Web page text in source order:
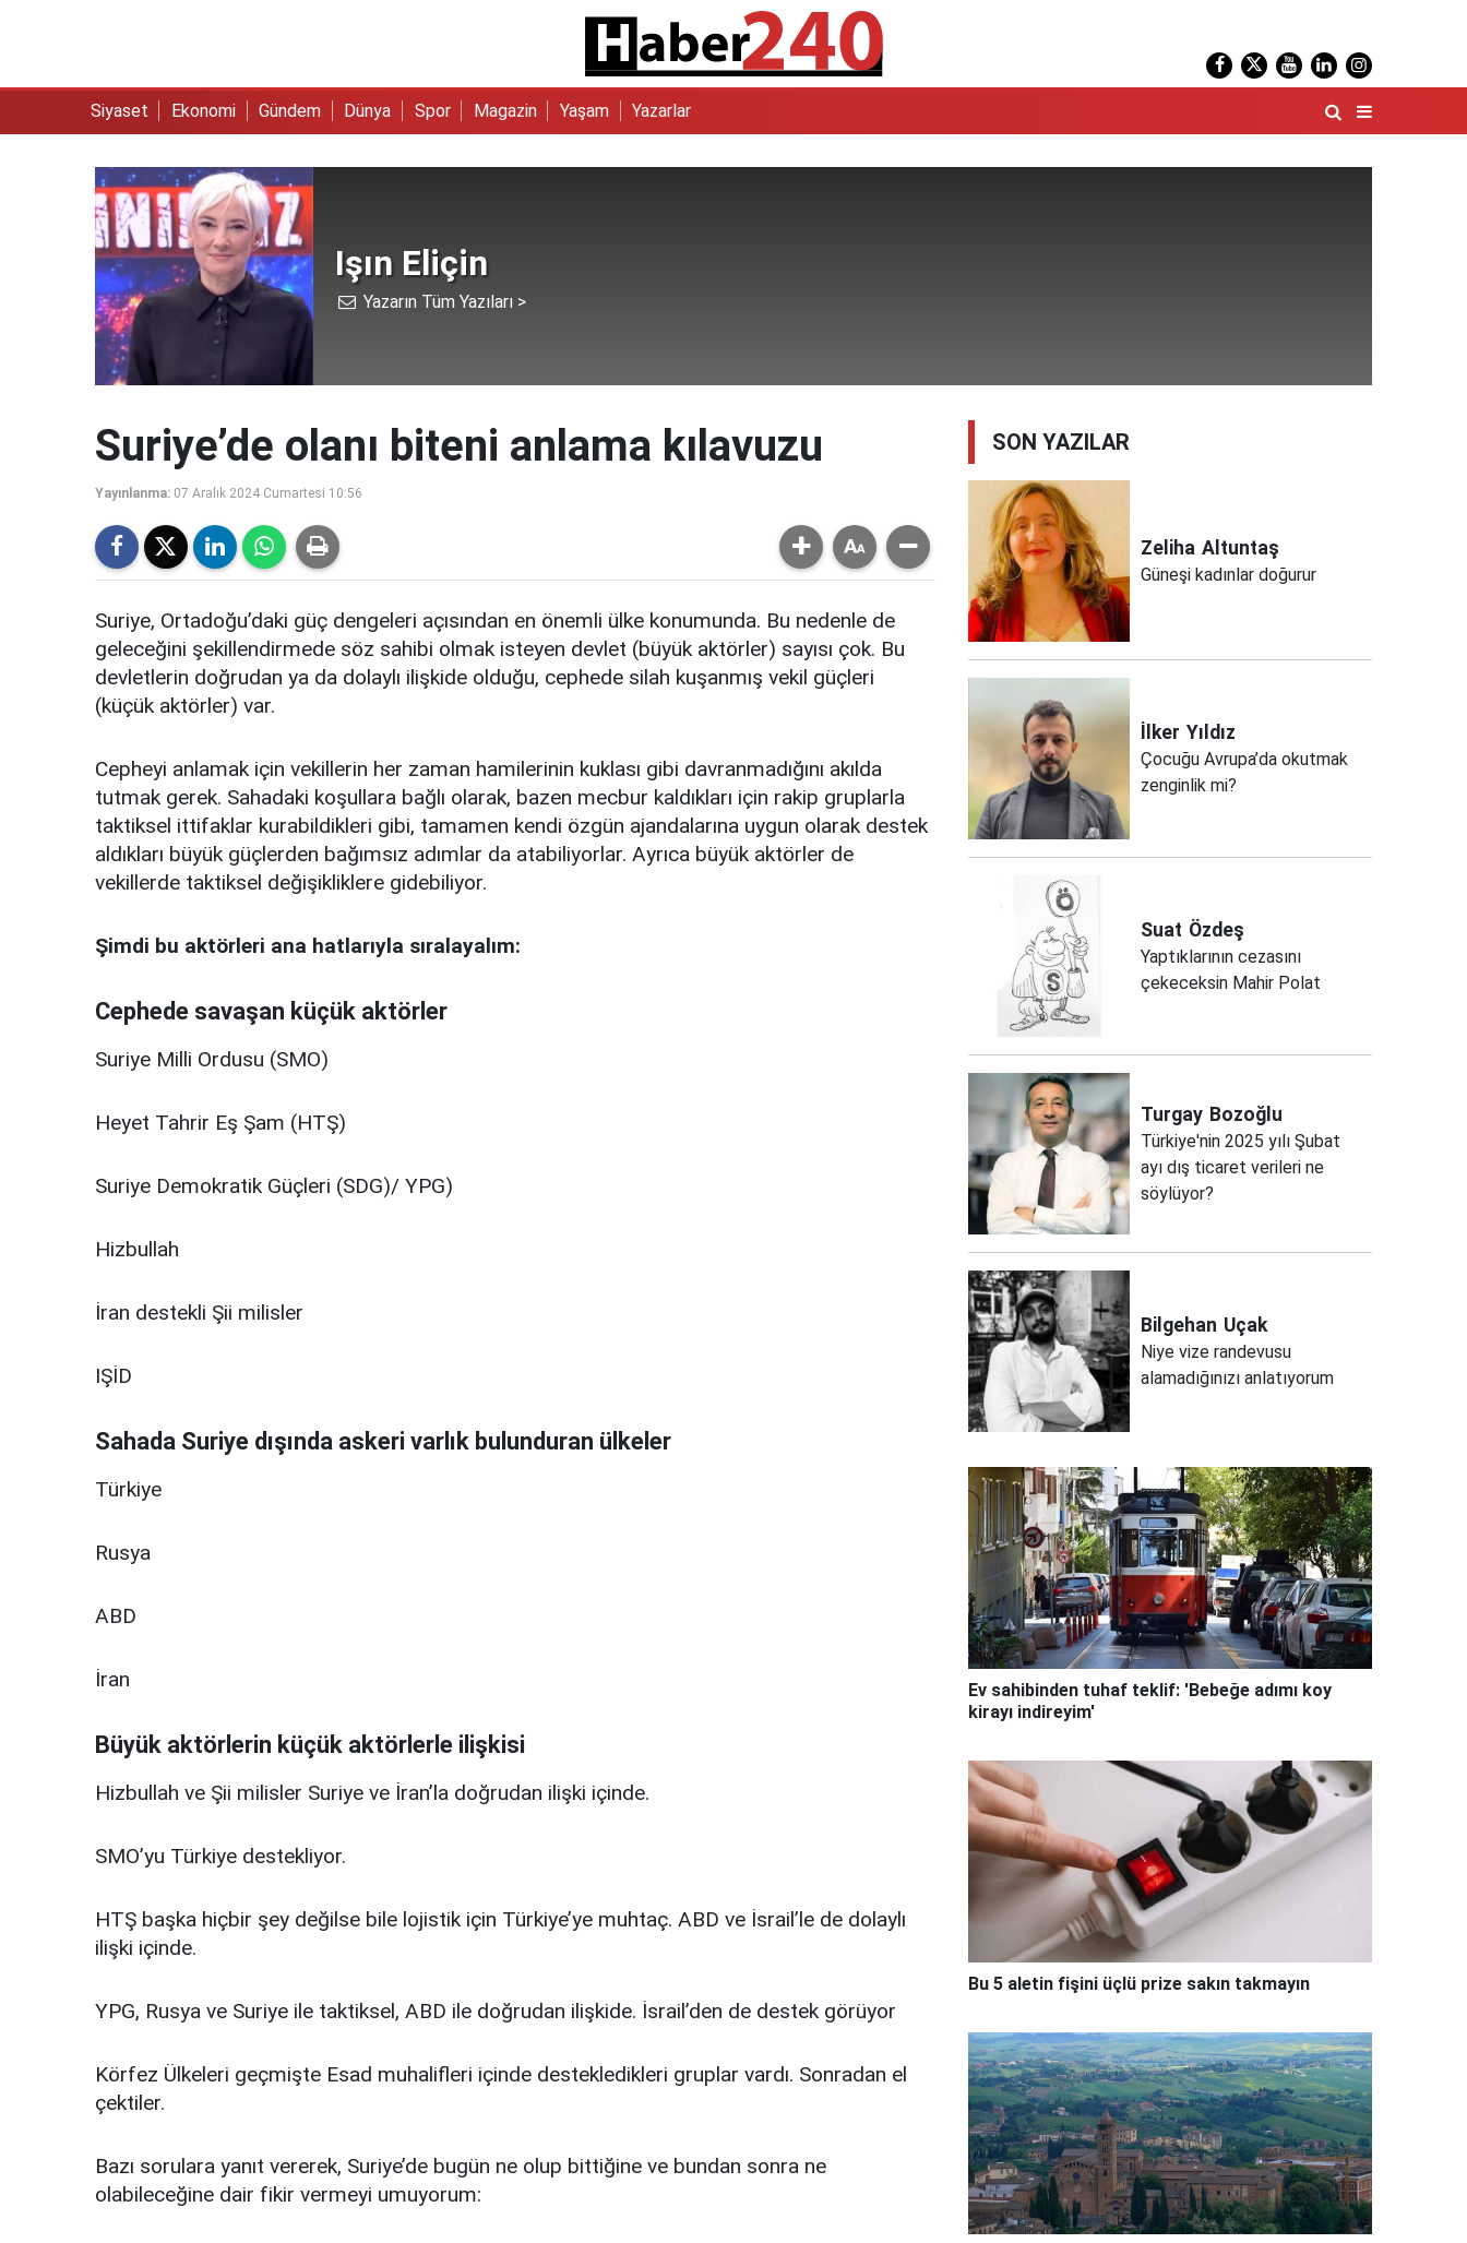
Siyaset Ekonomi Gündem Dünya Spor Magazin Yaşam Yazarlar
Işın Eliçin
Yazarın Tüm Yazıları >
Suriye’de olanı biteni anlama kılavuzu
Yayınlanma: 07 Aralık 2024 Cumartesi 10:56
Suriye, Ortadoğu’daki güç dengeleri açısından en önemli ülke konumunda. Bu nedenle de
geleceğini şekillendirmede söz sahibi olmak isteyen devlet (büyük aktörler) sayısı çok. Bu
devletlerin doğrudan ya da dolaylı ilişkide olduğu, cephede silah kuşanmış vekil güçleri
(küçük aktörler) var.
Cepheyi anlamak için vekillerin her zaman hamilerinin kuklası gibi davranmadığını akılda
tutmak gerek. Sahadaki koşullara bağlı olarak, bazen mecbur kaldıkları için rakip gruplarla
taktiksel ittifaklar kurabildikleri gibi, tamamen kendi özgün ajandalarına uygun olarak destek
aldıkları büyük güçlerden bağımsız adımlar da atabiliyorlar. Ayrıca büyük aktörler de
vekillerde taktiksel değişikliklere gidebiliyor.
Şimdi bu aktörleri ana hatlarıyla sıralayalım:
Cephede savaşan küçük aktörler
Suriye Milli Ordusu (SMO)
Heyet Tahrir Eş Şam (HTŞ)
Suriye Demokratik Güçleri (SDG)/ YPG)
Hizbullah
İran destekli Şii milisler
IŞİD
Sahada Suriye dışında askeri varlık bulunduran ülkeler
Türkiye
Rusya
ABD
İran
Büyük aktörlerin küçük aktörlerle ilişkisi
Hizbullah ve Şii milisler Suriye ve İran’la doğrudan ilişki içinde.
SMO’yu Türkiye destekliyor.
HTŞ başka hiçbir şey değilse bile lojistik için Türkiye’ye muhtaç. ABD ve İsrail’le de dolaylı
ilişki içinde.
YPG, Rusya ve Suriye ile taktiksel, ABD ile doğrudan ilişkide. İsrail’den de destek görüyor
Körfez Ülkeleri geçmişte Esad muhalifleri içinde destekledikleri gruplar vardı. Sonradan el
çektiler.
Bazı sorulara yanıt vererek, Suriye’de bugün ne olup bittiğine ve bundan sonra ne
olabileceğine dair fikir vermeyi umuyorum:
SON YAZILAR
Zeliha Altuntaş
Güneşi kadınlar doğurur
İlker Yıldız
Çocuğu Avrupa’da okutmak
zenginlik mi?
Suat Özdeş
Yaptıklarının cezasını
çekeceksin Mahir Polat
Turgay Bozoğlu
Türkiye'nin 2025 yılı Şubat
ayı dış ticaret verileri ne
söylüyor?
Bilgehan Uçak
Niye vize randevusu
alamadığınızı anlatıyorum
Ev sahibinden tuhaf teklif: 'Bebeğe adımı koy
kirayı indireyim'
Bu 5 aletin fişini üçlü prize sakın takmayın